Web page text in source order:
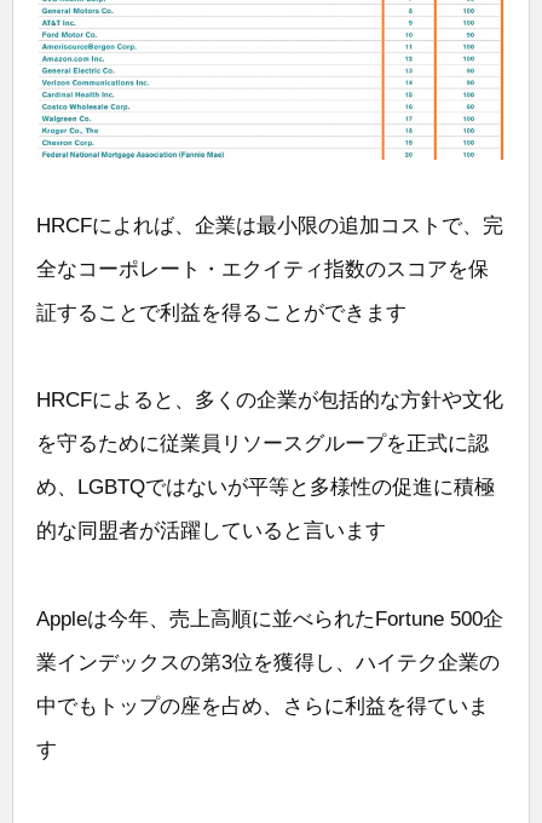
HRCFによれば、企業は最小限の追加コストで、完
全なコーポレート・エクイティ指数のスコアを保
証することで利益を得ることができます
HRCFによると、多くの企業が包括的な方針や文化
を守るために従業員リソースグループを正式に認
め、LGBTQではないが平等と多様性の促進に積極
的な同盟者が活躍していると言います
Appleは今年、売上高順に並べられたFortune 500企
業インデックスの第3位を獲得し、ハイテク企業の
中でもトップの座を占め、さらに利益を得ていま
す